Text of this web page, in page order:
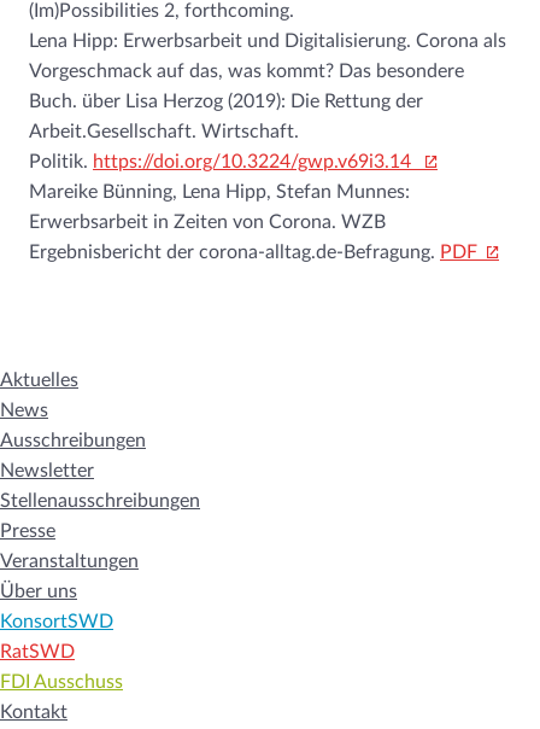
(Im)Possibilities 2, forthcoming.
Lena Hipp: Erwerbsarbeit und Digitalisierung. Corona als
Vorgeschmack auf das, was kommt? Das besondere
Buch. über Lisa Herzog (2019): Die Rettung der
Arbeit.Gesellschaft. Wirtschaft.
Politik. https://doi.org/10.3224/gwp.v69i3.14
Mareike Bünning, Lena Hipp, Stefan Munnes:
Erwerbsarbeit in Zeiten von Corona. WZB
Ergebnisbericht der corona-alltag.de-Befragung. PDF
Aktuelles
News
Ausschreibungen
Newsletter
Stellenausschreibungen
Presse
Veranstaltungen
Über uns
KonsortSWD
RatSWD
FDI Ausschuss
Kontakt